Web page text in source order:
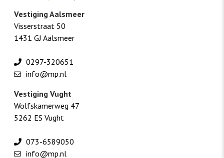
Vestiging Aalsmeer
Visserstraat 50
1431 GJ Aalsmeer
0297-320651
info@mp.nl
Vestiging Vught
Wolfskamerweg 47
5262 ES Vught
073-6589050
info@mp.nl